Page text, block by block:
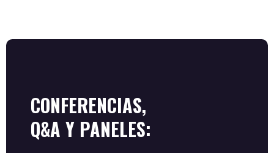
CONFERENCIAS,
Q&A Y PANELES: